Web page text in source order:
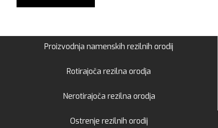
Proizvodnja namenskih rezilnih orodij
Rotirajoča rezilna orodja
Nerotirajoča rezilna orodja
Ostrenje rezilnih orodij